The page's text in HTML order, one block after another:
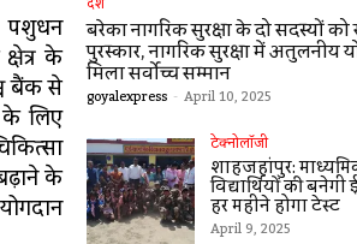
पशुधन
के
बैंक से
के लिए
के
बरेका नागरिक सुरक्षा के दो सदस्यों को
पुरस्कार, नागरिक सुरक्षा में अतुलनीय
मिला सर्वोच्च सम्मान
goyalexpress - April 10, 2025
टेक्नोलॉजी
शाहजहांपुर:
विद्यार्थियों की
हर महीने होगा टेस्ट
April 9, 2025